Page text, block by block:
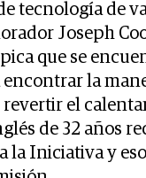
tecnología de
Joseph
que se
encontrar la
revertir el
de 32 años
la Iniciativa y